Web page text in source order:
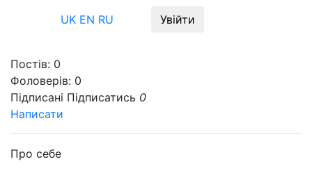
UK EN RU Увійти
Постів: 0
Фоловерів: 0
Підписані Підписатись 0
Написати
Про себе